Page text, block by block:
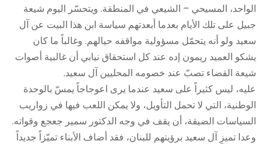
الواحد، المسيحي – الشيعي في المنطقة. ويتحسّر اليوم شيعة
جبيل على تلك الأيام بعدما أبعدتهم سياسة ابن هذا البيت عن آل
سعيد ولو أنه يتحمّل مسؤولية مواقفه حيالهم. وغالباً ما كان
يشكو العميد ريمون إده عند كل استحقاق نيابي أن غالبية أصوات
شيعة القضاء تصبّ عند خصومه المحليين آل سعيد.
عليه، ليس كثيراً على سعيد عندما يرى اعوجاجاً يمسّ بالوحدة
الوطنية، التي لا تحمل التأويل، ولا يمكن اللعب فيها في زواريب
السياسات الضيقة، أن يقف في وجه الدكتور سمير جعجع وقواته.
وعدا تميزِ آل سعيد برؤيتهم للبنان، فقد أضاف الأبناء تميّزاً جديداً